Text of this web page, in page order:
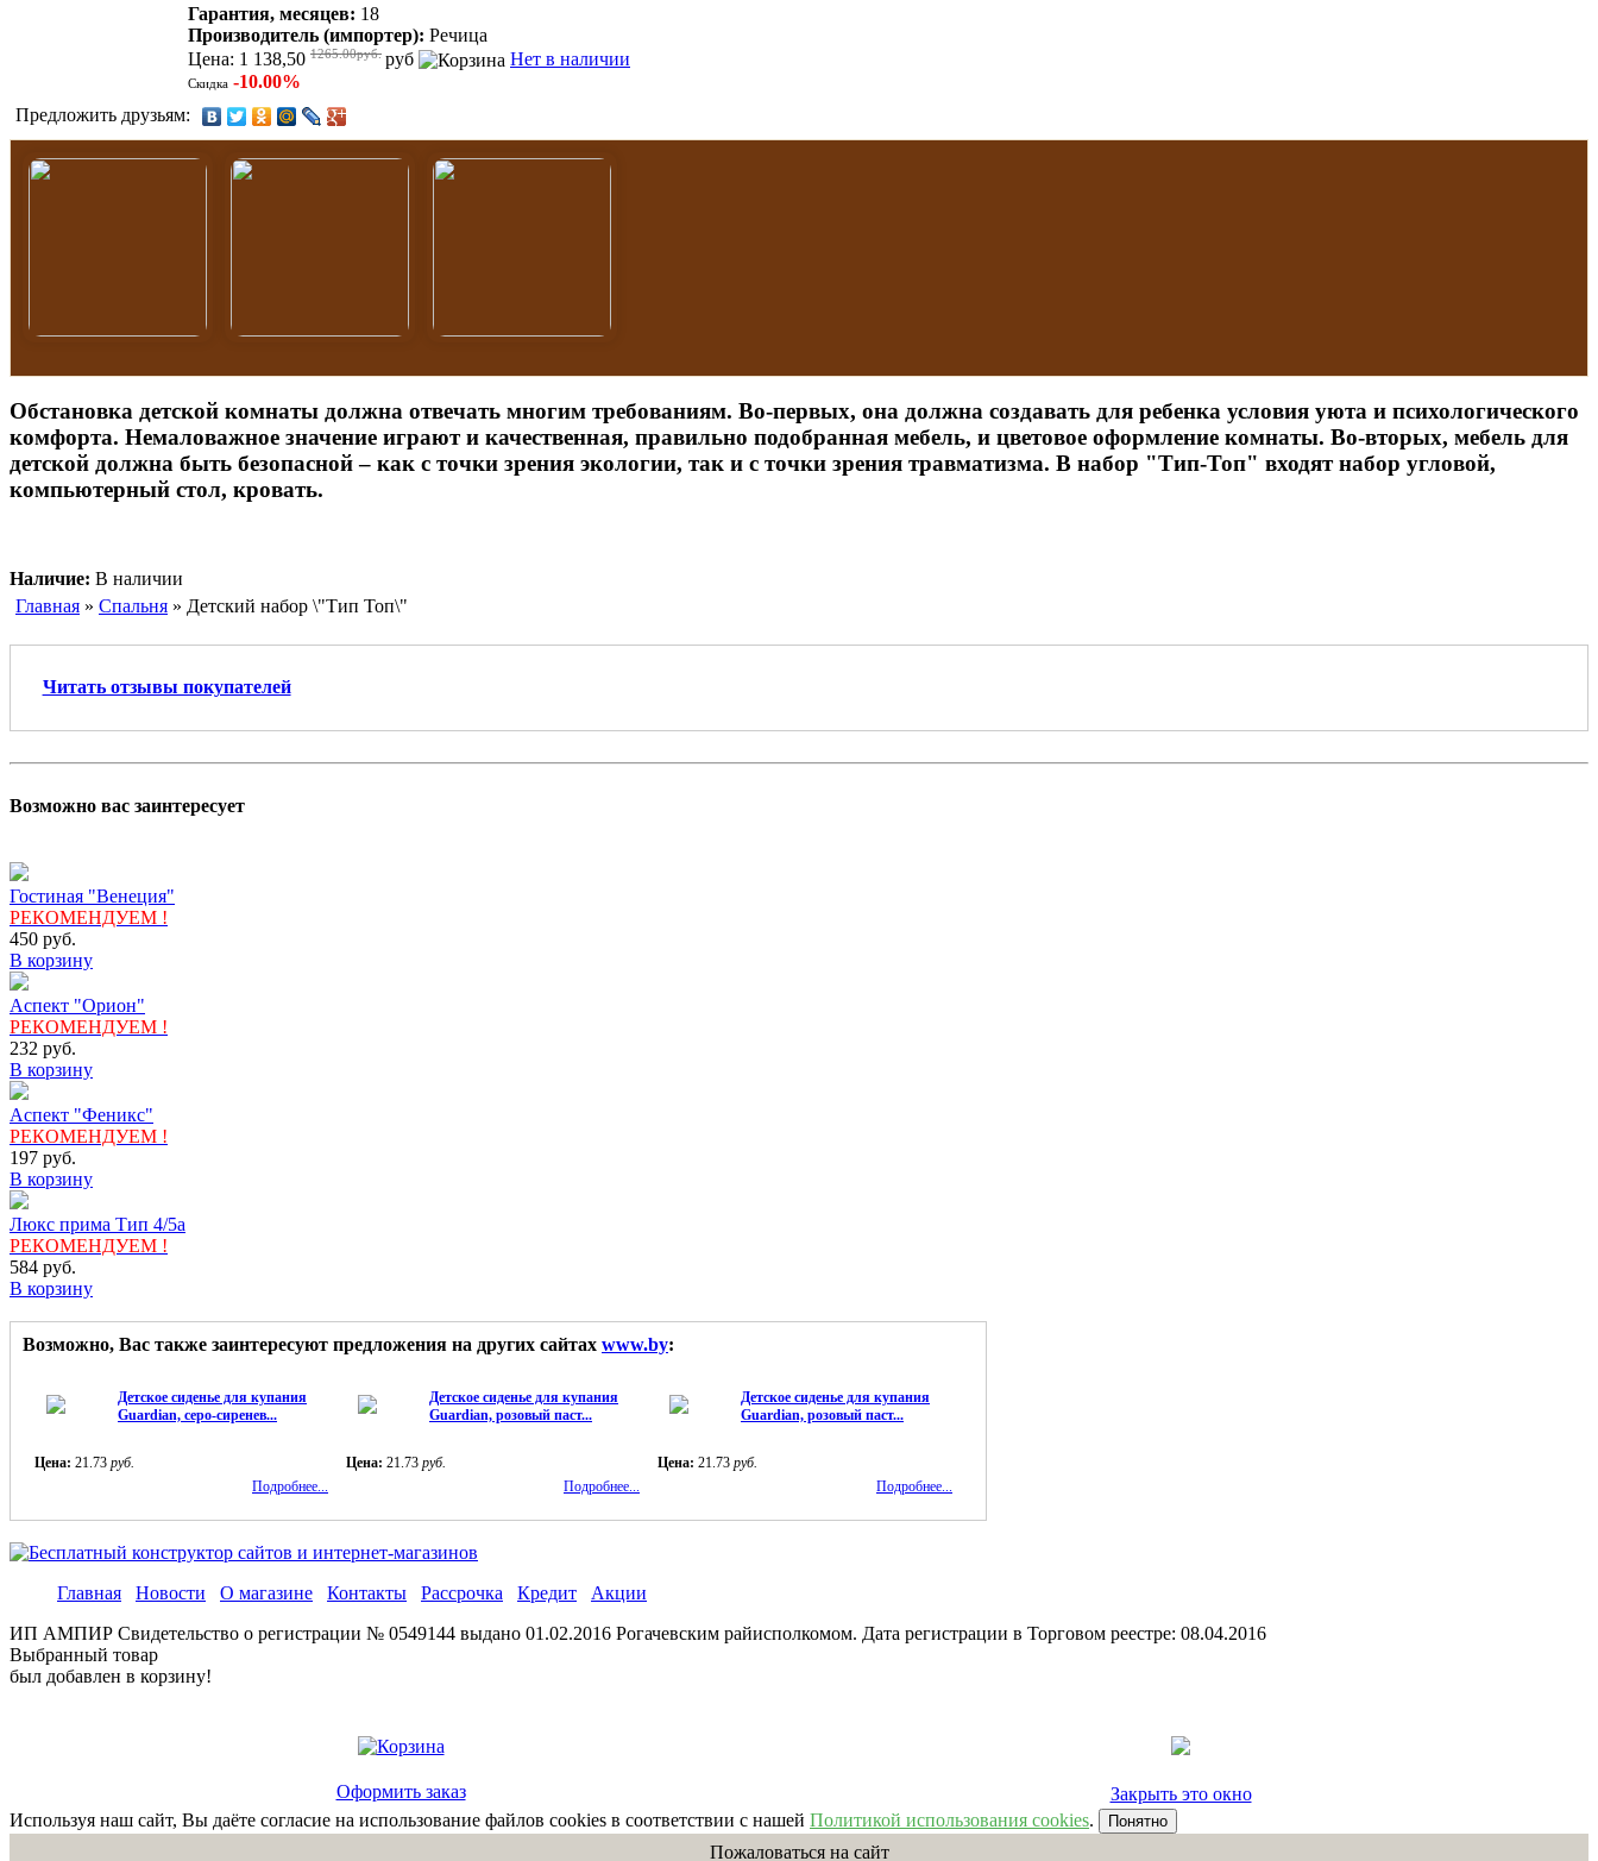
Гарантия, месяцев: 18
Производитель (импортер): Речица
Цена: 1 138,50 1265.00руб. руб Нет в наличии
Скидка -10.00%
Предложить друзьям:
Обстановка детской комнаты должна отвечать многим требованиям. Во-первых, она должна создавать для ребенка условия уюта и психологического
комфорта. Немаловажное значение играют и качественная, правильно подобранная мебель, и цветовое оформление комнаты. Во-вторых, мебель для
детской должна быть безопасной – как с точки зрения экологии, так и с точки зрения травматизма. В набор "Тип-Топ" входят набор угловой,
компьютерный стол, кровать.
Наличие: В наличии
Главная » Спальня » Детский набор \"Тип Топ\"
Читать отзывы покупателей
Возможно вас заинтересует
Гостиная "Венеция"
РЕКОМЕНДУЕМ !
450 руб.
В корзину
Аспект "Орион"
РЕКОМЕНДУЕМ !
232 руб.
В корзину
Аспект "Феникс"
РЕКОМЕНДУЕМ !
197 руб.
В корзину
Люкс прима Тип 4/5а
РЕКОМЕНДУЕМ !
584 руб.
В корзину
Возможно, Вас также заинтересуют предложения на других сайтах www.by:
Детское сиденье для купания
Guardian, серо-сиренев...
Цена: 21.73 руб.
Подробнее...
Детское сиденье для купания
Guardian, розовый паст...
Цена: 21.73 руб.
Подробнее...
Детское сиденье для купания
Guardian, розовый паст...
Цена: 21.73 руб.
Подробнее...
Главная Новости О магазине Контакты Рассрочка Кредит
Акции
ИП АМПИР Свидетельство о регистрации № 0549144 выдано 01.02.2016 Рогачевским райисполкомом. Дата регистрации в Торговом реестре: 08.04.2016
Выбранный товар
был добавлен в корзину!
Оформить заказ
Закрыть это окно
Используя наш сайт, Вы даёте согласие на использование файлов cookies в соответствии с нашей Политикой использования cookies. Понятно
Пожаловаться на сайт